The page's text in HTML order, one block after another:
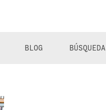
BLOG BÚSQUEDA